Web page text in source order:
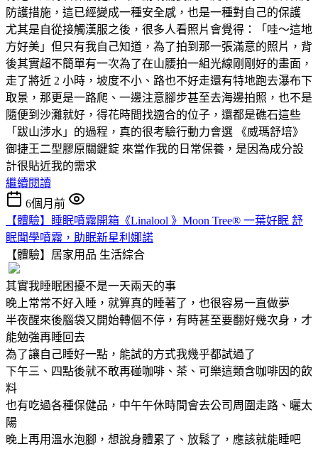
防護措施，這已經變成一種安全感，也是一種對自己的保護
尤其是自從接觸漢服之後，很多人看照片會覺得：「哇～這地
方好美」但只有我自己知道，為了拍到那一張滿意的照片，背
後其實超不簡單有一次為了在山腰拍一組光線剛剛好的畫面，
走了將近 2 小時，坡度不小、路也不好走還有特地跑去瀑布下
取景，那更是一路爬、一邊注意腳步甚至去海邊拍照，也不是
隨便到沙灘就好，得花時間找適合的位子，還都是礁石這些
「跋山涉水」的過程，真的很考驗行動力會選 《威瑪舒培》
御捷王二型膠原關鍵錠 來當作我的日常保養，是因為成分設
計很貼近我的需求
繼續閱讀
6個月前
【體驗】睡眠噴霧開箱《Linalool 》Moon Tree® 一葉好眠 舒
眠聞學噴霧，助眠新星利娜諾
【體驗】居家用品 生活綜合
其實我睡眠困擾不是一天兩天的事
晚上常常不好入睡，就算真的睡著了，也很容易一直做夢
半夜醒來後腦袋又開始轉個不停，有時甚至要翻好幾次身，才
能勉強再睡回去
為了讓自己睡好一點，能試的方式我幾乎都試過了
下午三、四點後就不敢再碰咖啡、茶、可樂這類含咖啡因的飲
料
也有吃過各種保健品，中午午休時間會去公司周圍走路、曬太
陽
晚上再用溫水泡腳，想說身體累了、放鬆了，應該就能睡吧